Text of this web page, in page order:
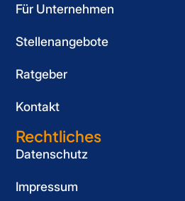
Für Unternehmen
Stellenangebote
Ratgeber
Kontakt
Rechtliches
Datenschutz
Impressum